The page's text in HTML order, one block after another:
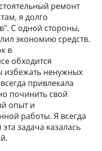
ремонт
я долго
С одной стороны,
экономию средств.
в
обходится
избежать ненужных
привлекала
починить свой
опыт и
работы. Я всегда
задача казалась